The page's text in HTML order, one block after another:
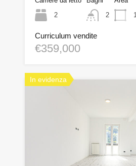
2
2
Curriculum vendite
€359,000
In evidenza